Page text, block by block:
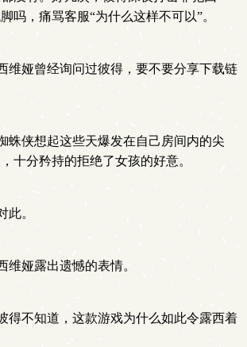
吗，痛骂客服“为什么这样不可以”。
维娅曾经询问过彼得，要不要分享下载链
蛛侠想起这些天爆发在自己房间内的尖
十分矜持的拒绝了女孩的好意。
此。
维娅露出遗憾的表情。
得不知道，这款游戏为什么如此令露西着